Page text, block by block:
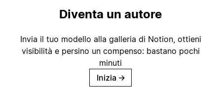
Diventa un autore
Invia il tuo modello alla galleria di Notion, ottieni
visibilità e persino un compenso: bastano pochi
minuti
Inizia →